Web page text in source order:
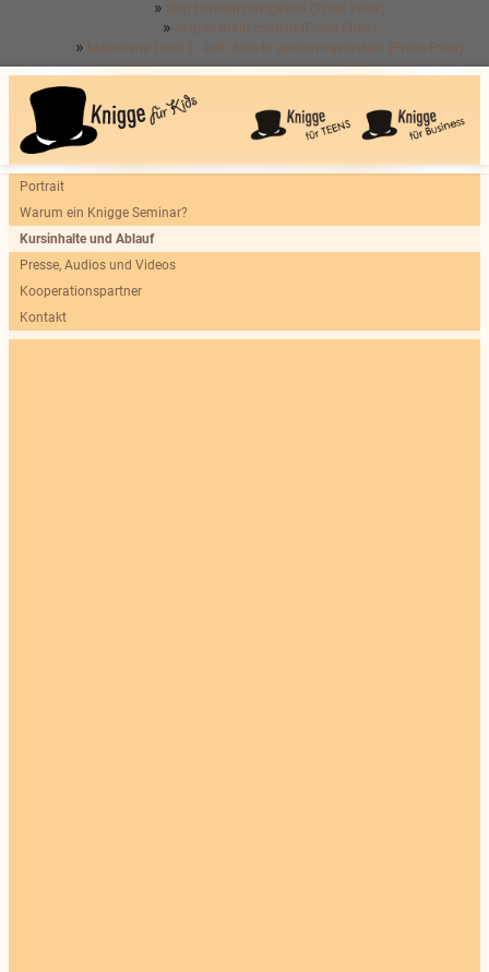
Skip to main navigation (Press Enter).
Skip to main content (Press Enter).
Mainmenu Level 2 - Left: Skip to section navigation (Press Enter).
Portrait
Warum ein Knigge Seminar?
Kursinhalte und Ablauf
Presse, Audios und Videos
Kooperationspartner
Kontakt